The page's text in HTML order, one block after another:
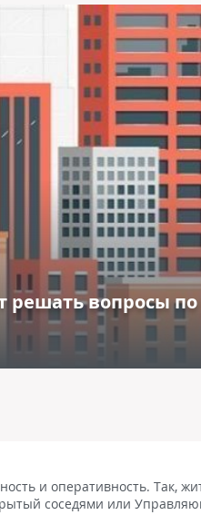
вопросы
и оперативность. Так,
соседями или